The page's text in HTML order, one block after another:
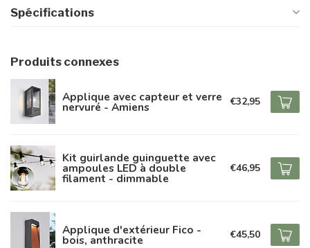
Spécifications
Produits connexes
Applique avec capteur et verre
nervuré - Amiens €32,95
Kit guirlande guinguette avec
ampoules LED à double
filament - dimmable
€46,95
Applique d'extérieur Fico -
bois, anthracite €45,50